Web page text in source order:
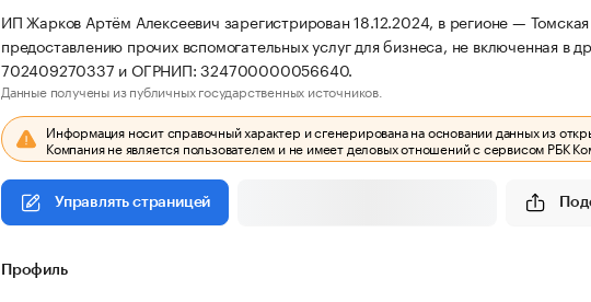
ИП Жарков Артём Алексеевич зарегистрирован 18.12.2024, в регионе —
предоставлению прочих вспомогательных услуг для бизнеса, не включенная в
702409270337 и ОГРНИП: 324700000056640.
Данные получены из публичных государственных источников.
Информация носит справочный характер и сгенерирована на основании данных из
Компания не является пользователем и не имеет деловых отношений с сервисом РБК
Управлять страницей
Профиль